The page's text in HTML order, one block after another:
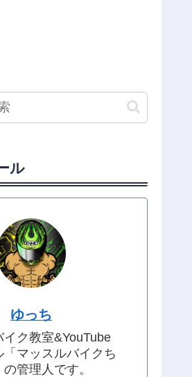
ル
ゆっち
イク教室&YouTube
「マッスルバイクち
管理人です。